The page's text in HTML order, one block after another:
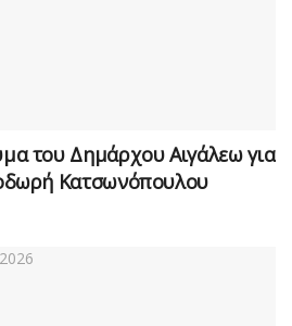
του Δημάρχου Αιγάλεω για
Κατσωνόπουλου